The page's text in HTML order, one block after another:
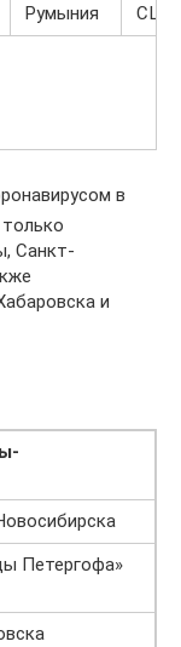
Румыния
США
в
Санкт-
и
Петергофа»